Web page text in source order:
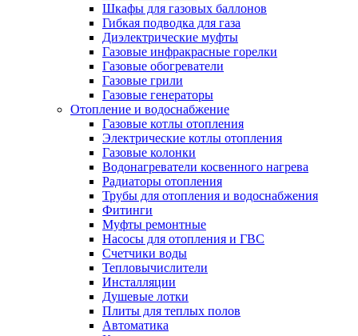
Шкафы для газовых баллонов
Гибкая подводка для газа
Диэлектрические муфты
Газовые инфракрасные горелки
Газовые обогреватели
Газовые грили
Газовые генераторы
Отопление и водоснабжение
Газовые котлы отопления
Электрические котлы отопления
Газовые колонки
Водонагреватели косвенного нагрева
Радиаторы отопления
Трубы для отопления и водоснабжения
Фитинги
Муфты ремонтные
Насосы для отопления и ГВС
Счетчики воды
Тепловычислители
Инсталляции
Душевые лотки
Плиты для теплых полов
Автоматика